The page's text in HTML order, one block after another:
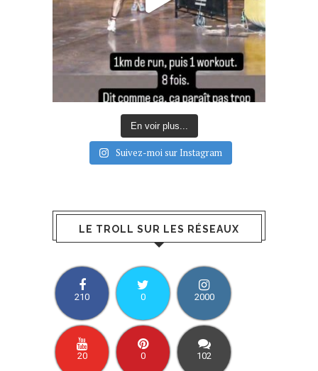
En voir plus...
Suivez-moi sur Instagram
LE TROLL SUR LES RÉSEAUX
210 0 2000
20 0 102